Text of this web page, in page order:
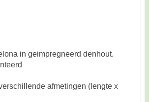
in geimpregneerd denhout.
afmetingen (lengte x